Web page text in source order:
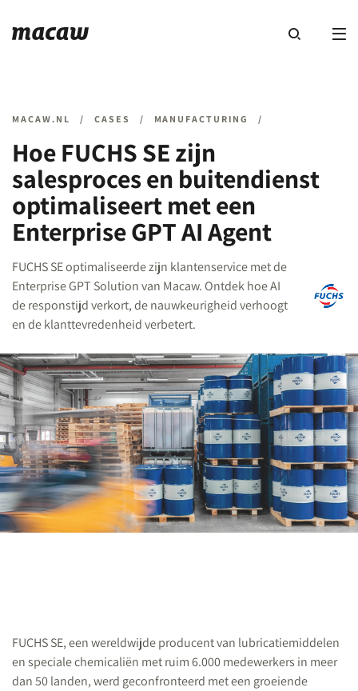
MACAW.NL / CASES / MANUFACTURING /
Hoe FUCHS SE zijn
salesproces en buitendienst
optimaliseert met een
Enterprise GPT AI Agent
FUCHS SE optimaliseerde zijn klantenservice met de
Enterprise GPT Solution van Macaw. Ontdek hoe AI
de responstijd verkort, de nauwkeurigheid verhoogt
en de klanttevredenheid verbetert.
FUCHS SE, een wereldwijde producent van lubricatiemiddelen
en speciale chemicaliën met ruim 6.000 medewerkers in meer
dan 50 landen, werd geconfronteerd met een groeiende